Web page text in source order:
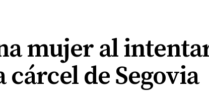
mujer al
cárcel de Segovia